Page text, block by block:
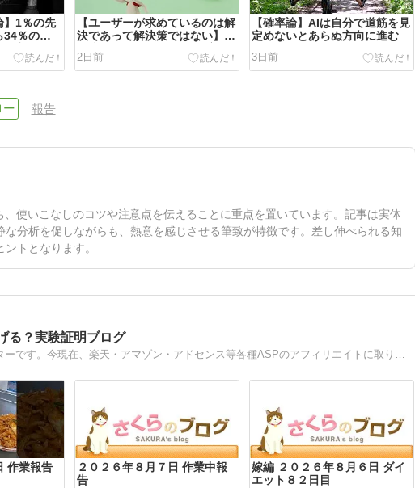
】1％の先
34％のア
っておけ
【ユーザーが求めているのは解
決であって解決策ではない】
してくれるfable5の魅力
2日前
【確率論】AIは自分で道筋を見
定めないとあらぬ方向に進む
3日前
報告
使いこなしのコツや注意点を伝えることに重点を置いています。記事は実体
分析を促しながらも、熱意を感じさせる筆致が特徴です。差し伸べられる知
トとなります。
る？実験証明ブログ
初めましてくまです！中年のおやじアフィリエイターです。今現在、楽天・アマゾン・アドセンス等各種ASPのアフィリエイトに取り組んでます。本当にアフィリエイトだけで月に２０万円を稼げるのか？ちょっと活動してみます。
作業報告
２０２６年８月７日 作業中報
告
嫁編 ２０２６年８月６日 ダイ
エット８２日目